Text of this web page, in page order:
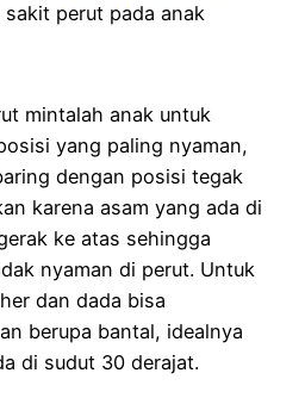
sakit perut pada anak
mintalah anak untuk
yang paling nyaman,
dengan posisi tegak
karena asam yang ada di
ke atas sehingga
nyaman di perut. Untuk
dan dada bisa
berupa bantal, idealnya
di sudut 30 derajat.